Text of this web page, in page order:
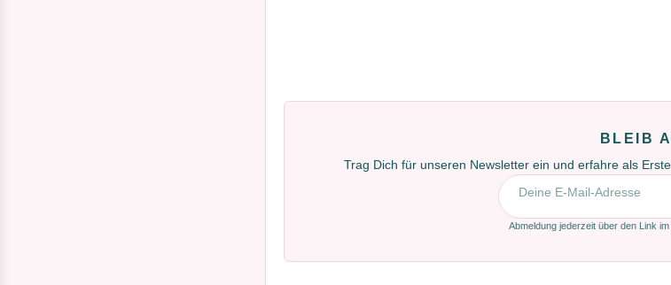
BLEIB
Trag Dich für unseren Newsletter ein und erfahre als
E-Mail-Adresse
Abmeldung jederzeit über den Link